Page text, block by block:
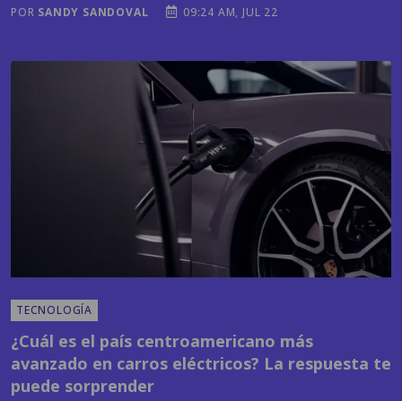
POR SANDY SANDOVAL 09:24 AM, JUL 22
TECNOLOGÍA
¿Cuál es el país centroamericano más
avanzado en carros eléctricos? La respuesta te
puede sorprender